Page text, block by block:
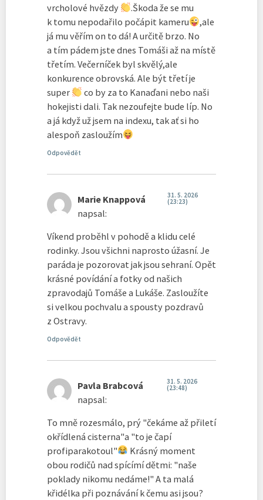
vrcholové hvězdy
.Škoda že se mu
k tomu nepodařilo počápit kameru
,ale
já mu věřím on to dá! A určitě brzo. No
a tím pádem jste dnes Tomáši až na místě
třetím. Večerníček byl skvělý,ale
konkurence obrovská. Ale být třetí je
super
co by za to Kanaďani nebo naši
hokejisti dali. Tak nezoufejte bude líp. No
a já když už jsem na indexu, tak ať si ho
alespoň zasloužím
Odpovědět
Marie Knappová
napsal:
31. 5. 2026
(23:23)
Víkend proběhl v pohodě a klidu celé
rodinky. Jsou všichni naprosto úžasní. Je
paráda je pozorovat jak jsou sehraní. Opět
krásné povídání a fotky od našich
zpravodajů Tomáše a Lukáše. Zasloužíte
si velkou pochvalu a spousty pozdravů
z Ostravy.
Odpovědět
Pavla Brabcová
napsal:
31. 5. 2026
(23:48)
To mně rozesmálo, prý "čekáme až přiletí
okřídlená cisterna"a "to je čapí
profiparakotoul"
Krásný moment
obou rodičů nad spícímí dětmi: "naše
poklady nikomu nedáme!" A ta malá
křidélka při poznávání k čemu asi jsou?